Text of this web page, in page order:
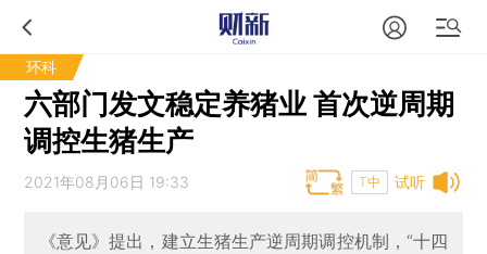
环科
六部门发文稳定养猪业 首次逆周期
调控生猪生产
试听
2021年08月06日 19:33 T中
《意见》提出，建立生猪生产逆周期调控机制，“十四